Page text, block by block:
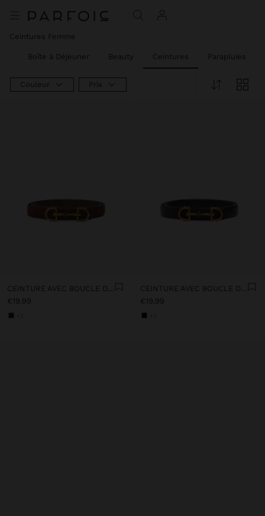
Ceintures Femme
Boîte à Déjeuner Beauty Ceintures Parapluies
Couleur Prix
CEINTURE AVEC BOUCLE DOUBLE
€19,99
CEINTURE AVEC BOUCLE DOUBLE
€19,99